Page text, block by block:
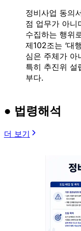
정비사업 동의
점 업무가 아니
수집하는 행위
제102조는 ‘대
심은 주체가 아
특히 추진위 설
부다.
● 법령해석
더 보기